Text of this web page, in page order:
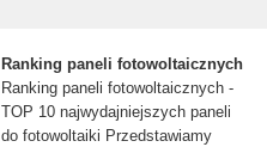
Ranking paneli fotowoltaicznych
Ranking paneli fotowoltaicznych -
TOP 10 najwydajniejszych paneli
do fotowoltaiki Przedstawiamy